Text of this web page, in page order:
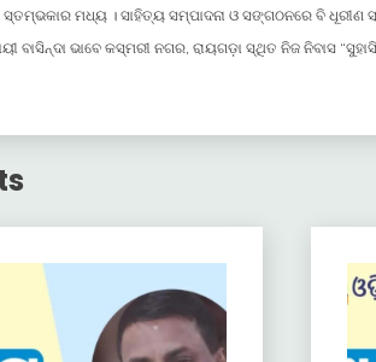
ମଧ୍ୟ । ସାହିତ୍ୟ ସମ୍ପାଦନା ଓ ସଙ୍ଗଠନରେ ବି
ବାସିନ୍ଦା ଭାବେ କସ୍ମରୀ ନଗର, ରାୟଗଡ଼ା ସ୍ଥିତ ନିଜ ନିବାସ